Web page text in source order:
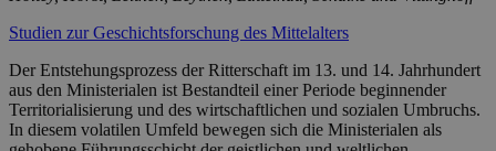
Studien zur Geschichtsforschung des Mittelalters
Der Entstehungsprozess der Ritterschaft im 13. und 14. Jahrhundert
aus den Ministerialen ist Bestandteil einer Periode beginnender
Territorialisierung und des wirtschaftlichen und sozialen Umbruchs.
In diesem volatilen Umfeld bewegen sich die Ministerialen als